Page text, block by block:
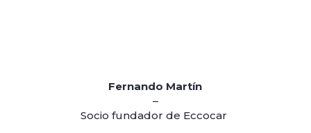
Fernando Martín
–
Socio fundador de Eccocar